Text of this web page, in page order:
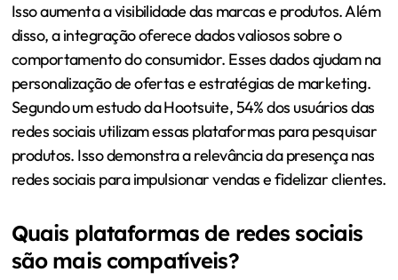
Isso aumenta a visibilidade das marcas e produtos. Além
disso, a integração oferece dados valiosos sobre o
comportamento do consumidor. Esses dados ajudam na
personalização de ofertas e estratégias de marketing.
Segundo um estudo da Hootsuite, 54% dos usuários das
redes sociais utilizam essas plataformas para pesquisar
produtos. Isso demonstra a relevância da presença nas
redes sociais para impulsionar vendas e fidelizar clientes.
Quais plataformas de redes sociais
são mais compatíveis?